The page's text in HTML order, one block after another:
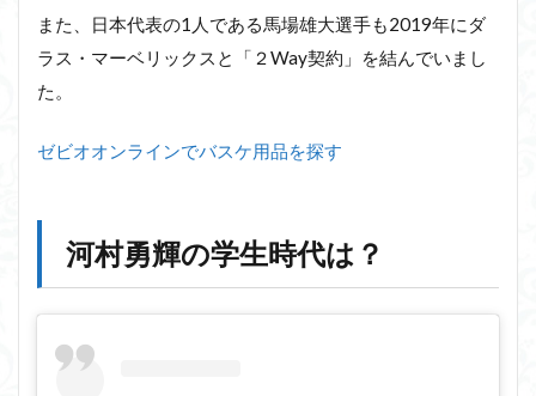
また、日本代表の1人である馬場雄大選手も2019年にダ
ラス・マーベリックスと「２Way契約」を結んでいまし
た。
ゼビオオンラインでバスケ用品を探す
河村勇輝の学生時代は？